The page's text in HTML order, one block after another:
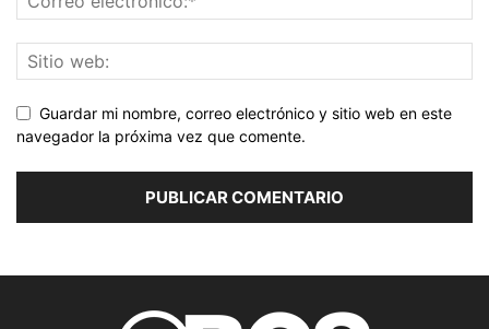
Guardar mi nombre, correo electrónico y sitio web en este
navegador la próxima vez que comente.